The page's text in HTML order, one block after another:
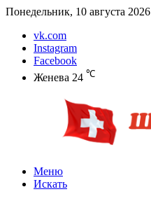
Понедельник, 10 августа 2026
vk.com
Instagram
Facebook
Женева 24 ℃
Меню
Искать